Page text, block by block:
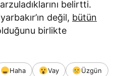
belirtti.
değil, bütün
birlikte
Haha Vay
Üzgün